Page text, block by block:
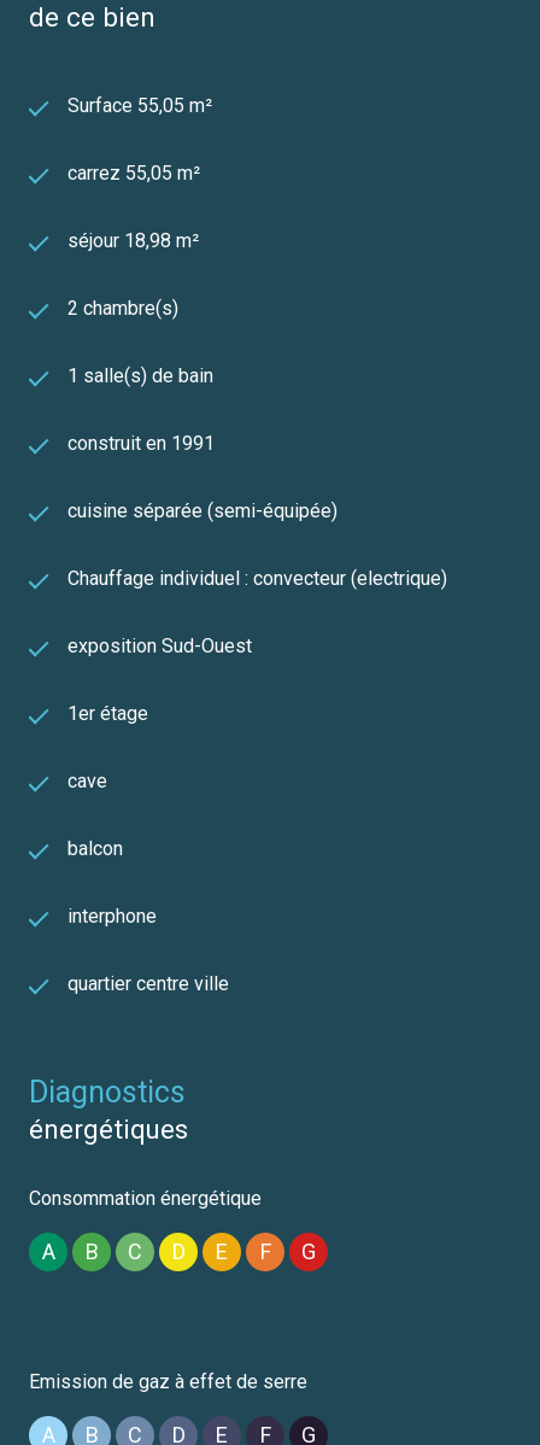
de ce bien
Surface 55,05 m²
carrez 55,05 m²
séjour 18,98 m²
2 chambre(s)
1 salle(s) de bain
construit en 1991
cuisine séparée (semi-équipée)
Chauffage individuel : convecteur (electrique)
exposition Sud-Ouest
1er étage
cave
balcon
interphone
quartier centre ville
diagnostics
énergétiques
Consommation énergétique
A B C D E F G
Emission de gaz à effet de serre
A B C D E F G